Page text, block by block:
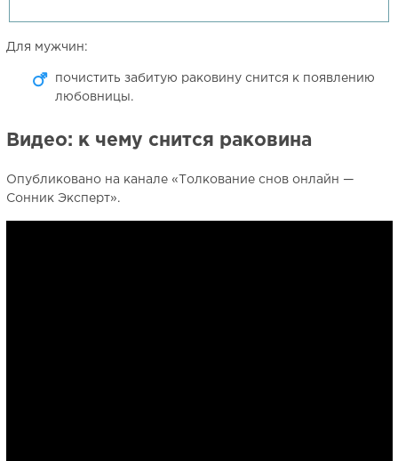
Для мужчин:
почистить забитую раковину снится к появлению
любовницы.
Видео: к чему снится раковина
Опубликовано на канале «Толкование снов онлайн —
Сонник Эксперт».